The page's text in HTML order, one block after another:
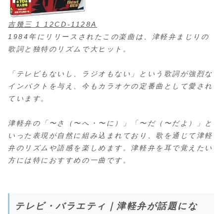
吉幾三 1 12CD-1128A
1984年にリリースされたこの楽曲は、津軽弁まじりの
歌詞と独特のリズムで大ヒット。
「テレビもないし、ラジオもない」という歌詞が強烈な
インパクトを与え、今もカラオケの定番曲として愛され
ています。
津軽弁の「〜さ（〜へ・〜に）」「〜だ（〜だよ）」と
いった表現が自然に組み込まれており、歌を通じて津軽
弁のリズムや語感を楽しめます。津軽弁を耳で覚えたい
方には特におすすめの一曲です。
テレビ・バラエティ｜津軽弁が話題にな